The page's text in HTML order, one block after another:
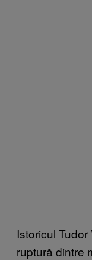
Istoricul
ruptură dintre